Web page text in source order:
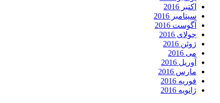
اکتبر 2016
سپتامبر 2016
آگوست 2016
جولای 2016
ژوئن 2016
می 2016
آوریل 2016
مارس 2016
فوریه 2016
ژانویه 2016